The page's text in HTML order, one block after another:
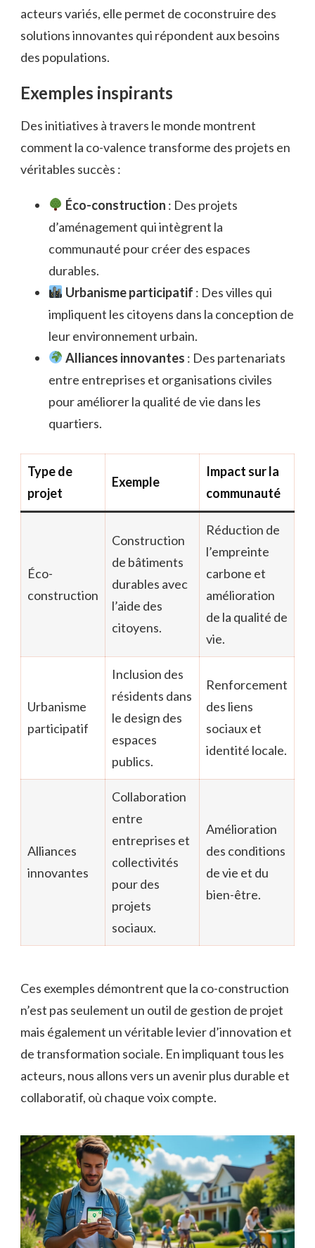
acteurs variés, elle permet de coconstruire des
solutions innovantes qui répondent aux besoins
des populations.
Exemples inspirants
Des initiatives à travers le monde montrent
comment la co-valence transforme des projets en
véritables succès :
Éco-construction : Des projets
d’aménagement qui intègrent la
communauté pour créer des espaces
durables.
Urbanisme participatif : Des villes qui
impliquent les citoyens dans la conception de
leur environnement urbain.
Alliances innovantes : Des partenariats
entre entreprises et organisations civiles
pour améliorer la qualité de vie dans les
quartiers.
Type de
projet
Exemple
Impact sur la
communauté
Éco-
construction
Construction
de bâtiments
durables avec
l’aide des
citoyens.
Réduction de
l’empreinte
carbone et
amélioration
de la qualité de
vie.
Urbanisme
participatif
Inclusion des
résidents dans
le design des
espaces
publics.
Renforcement
des liens
sociaux et
identité locale.
Alliances
innovantes
Collaboration
entre
entreprises et
collectivités
pour des
projets
sociaux.
Amélioration
des conditions
de vie et du
bien-être.
Ces exemples démontrent que la co-construction
n’est pas seulement un outil de gestion de projet
mais également un véritable levier d’innovation et
de transformation sociale. En impliquant tous les
acteurs, nous allons vers un avenir plus durable et
collaboratif, où chaque voix compte.